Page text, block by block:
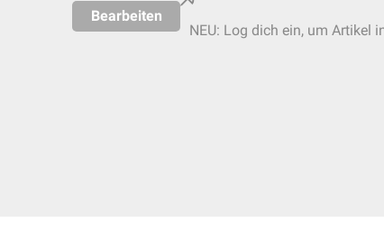
Bearbeiten
NEU: Log dich ein, um Artikel